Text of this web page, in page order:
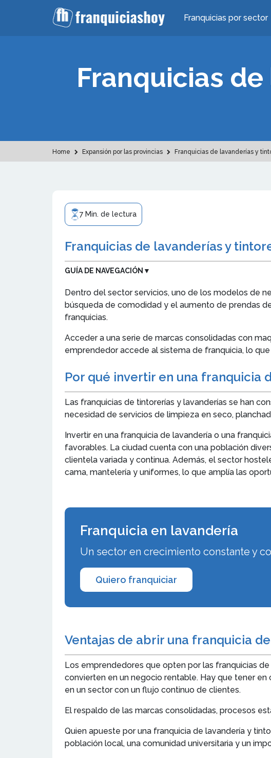
Franquicias por sector
Franquicias
Home Expansión por las provincias Franquicias de lavanderías y
7 Min. de lectura
Franquicias de lavanderías y
GUÍA DE NAVEGACIÓN ▼
Dentro del sector servicios, uno de los modelos de
búsqueda de comodidad y el aumento de prendas
franquicias.
Acceder a una serie de marcas consolidadas con
emprendedor accede al sistema de franquicia, lo
Por qué invertir en una franquicia
Las franquicias de tintorerías y lavanderías se han
necesidad de servicios de limpieza en seco,
Invertir en una franquicia de lavandería o una
favorables. La ciudad cuenta con una población
clientela variada y continua. Además, el sector
cama, mantelería y uniformes, lo que amplía las
Franquicia en lavandería
Un sector en crecimiento constante y
Quiero franquiciar
Ventajas de abrir una franquicia
Los emprendedores que opten por las franquicias
convierten en un negocio rentable. Hay que tener
en un sector con un flujo continuo de clientes.
El respaldo de las marcas consolidadas, procesos
Quien apueste por una franquicia de lavandería y
población local, una comunidad universitaria y un